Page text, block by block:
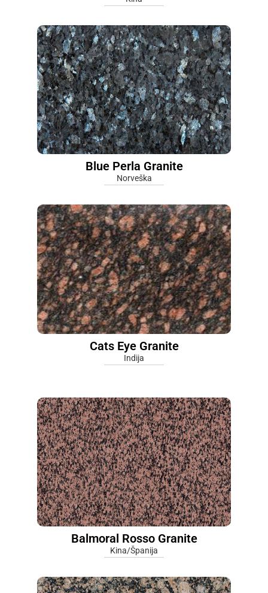
Blue Perla Granite
Norveška
Cats Eye Granite
Indija
Balmoral Rosso Granite
Kina/Španija